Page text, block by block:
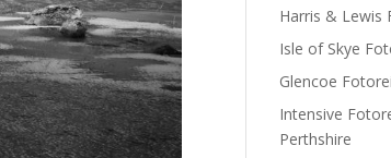
Harris & Lewis
Isle of Skye
Glencoe
Intensive
Perthshire